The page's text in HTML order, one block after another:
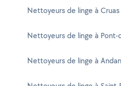
Nettoyeurs de linge à Cruas
Nettoyeurs de linge à Pont-
Nettoyeurs de linge à